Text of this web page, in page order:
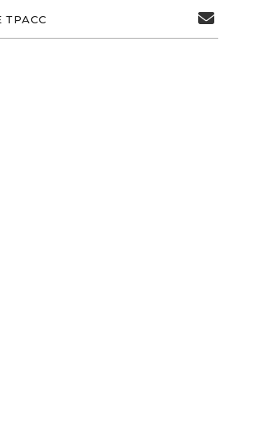
ТРАСС